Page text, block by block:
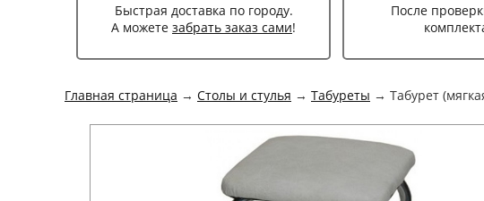
Быстрая доставка по городу.
А можете забрать заказ сами!
После
Главная страница → Столы и стулья → Табуреты → Табурет